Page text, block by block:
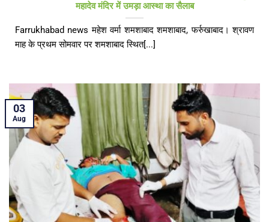
महादेव मंदिर में उमड़ा आस्था का सैलाब
Farrukhabad news महेश वर्मा शमशाबाद शमशाबाद, फर्रुखाबाद। श्रावण
माह के प्रथम सोमवार पर शमशाबाद स्थित[...]
03
Aug